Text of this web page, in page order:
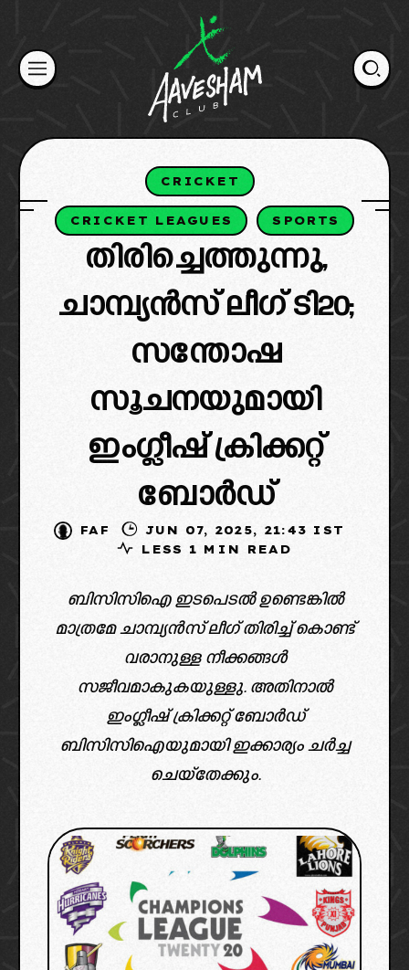
content
CRICKET
CRICKET LEAGUES SPORTS
തിരിച്ചെത്തുന്നു,
ചാമ്പ്യൻസ് ലീഗ് ടി20;
സന്തോഷ
സൂചനയുമായി
ഇംഗ്ലീഷ് ക്രിക്കറ്റ്
ബോർഡ്‌
FAF
JUN 07, 2025, 21:43 IST
LESS 1 MIN READ
ബിസിസിഐ ഇടപെടൽ ഉണ്ടെങ്കിൽ
മാത്രമേ ചാമ്പ്യൻസ് ലീഗ് തിരിച്ച് കൊണ്ട്
വരാനുള്ള നീക്കങ്ങൾ
സജീവമാകുകയുള്ളു. അതിനാൽ
ഇംഗ്ലീഷ് ക്രിക്കറ്റ് ബോർഡ്
ബിസിസിഐയുമായി ഇക്കാര്യം ചർച്ച
ചെയ്‌തേക്കും.
image credit: x